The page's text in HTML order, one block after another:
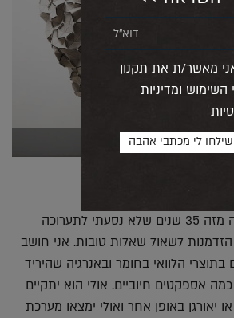
את השינוי?
"זו פעם ראשונה השנה מזה 35 שנים שלא נסעתי לתערוכה
לשאול שאלות טובות. אני חושב
הלוואי בחומר ובאנרגיה שהיריד
אספקטים חיוביים. אולי הוא יתקיים
יאורגן באופן אחר ואולי ימצאו מערכת
מאשר/ת את תקנון
השימוש ומדיניות